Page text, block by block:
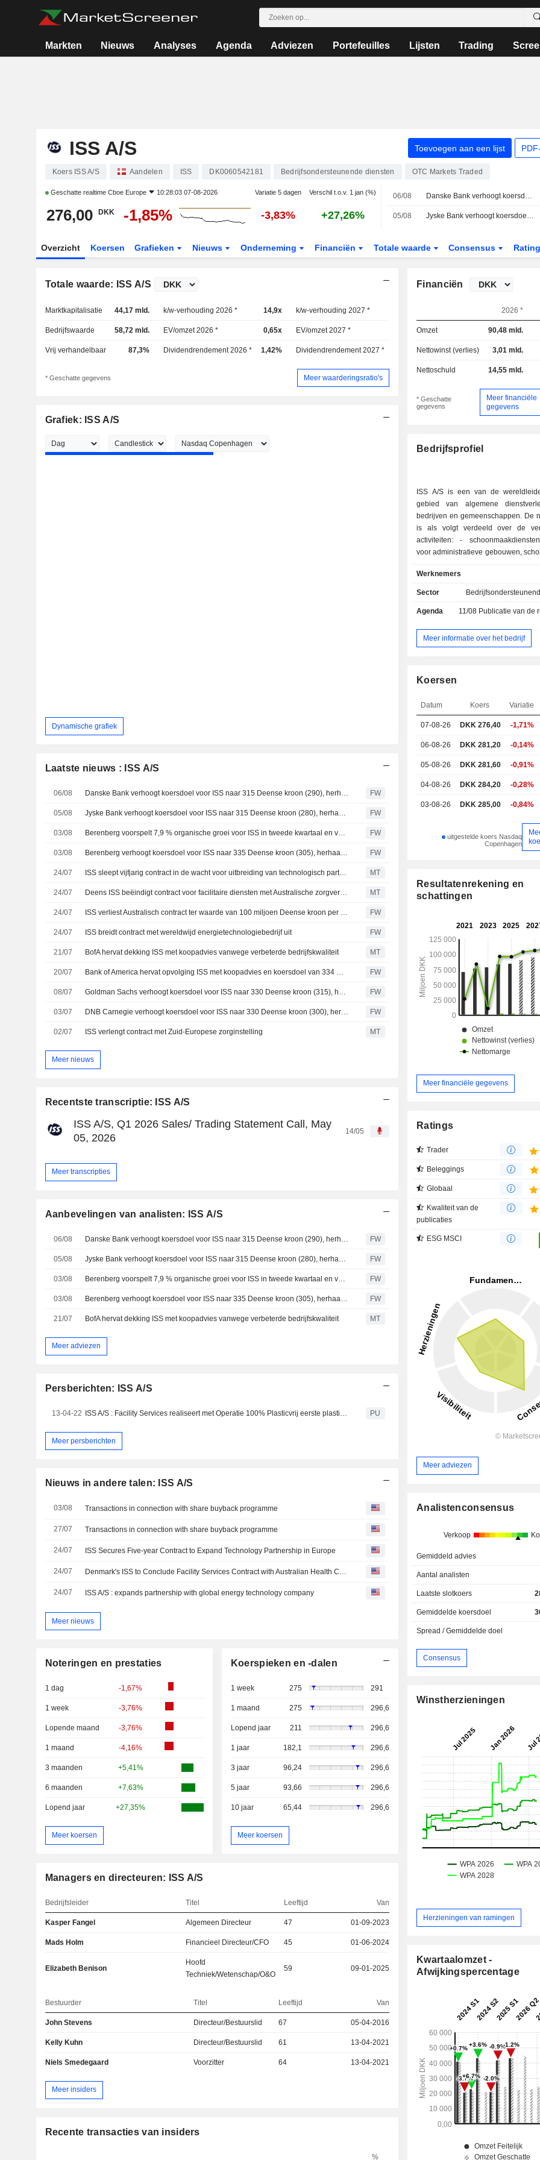
Markten Nieuws Analyses Agenda Adviezen Portefeuilles Lijsten Trading
ISS A/S Toevoegen aan een lijst
Koers ISS A/S Aandelen ISS DK0060542181 Bedrijfsondersteunende diensten OTC Markets Traded
Geschatte realtime Cboe Europe 10:28:03 07-08-2026 Variatie 5 dagen Verschil t.o.v. 1 jan (%)
276,00 DKK -1,85% -3,83% +27,26%
06/08 Danske Bank verhoogt koersdoel voor ISS naar 315 Deense kroon (290), herhaalt houden - BN
05/08 Jyske Bank verhoogt koersdoel voor ISS naar 315 Deense kroon (280), herhaalt koopadvies - BN
Overzicht Koersen Grafieken Nieuws Onderneming Financiën Totale waarde Consensus
Totale waarde: ISS A/S
Marktkapitalisatie 44,17 mld. k/w-verhouding 2026 * 14,9x k/w-verhouding 2027 *
Bedrijfswaarde 58,72 mld. EV/omzet 2026 * 0,65x EV/omzet 2027 *
Vrij verhandelbaar 87,3% Dividendrendement 2026 * 1,42% Dividendrendement 2027 *
* Geschatte gegevens Meer waarderingsratio's
Grafiek: ISS A/S
Dynamische grafiek
Laatste nieuws : ISS A/S
06/08 Danske Bank verhoogt koersdoel voor ISS naar 315 Deense kroon (290), herhaalt houden - BN FW
05/08 Jyske Bank verhoogt koersdoel voor ISS naar 315 Deense kroon (280), herhaalt koopadvies - BN FW
03/08 Berenberg voorspelt 7,9 % organische groei voor ISS in tweede kwartaal en verhoogt koersdoel FW
03/08 Berenberg verhoogt koersdoel voor ISS naar 335 Deense kroon (305), herhaalt koopadvies FW
24/07 ISS sleept vijfjarig contract in de wacht voor uitbreiding van technologisch partnerschap in Europa MT
24/07 Deens ISS beëindigt contract voor facilitaire diensten met Australische zorgverlener MT
24/07 ISS verliest Australisch contract ter waarde van 100 miljoen Deense kroon per jaar FW
24/07 ISS breidt contract met wereldwijd energietechnologiebedrijf uit FW
21/07 BofA hervat dekking ISS met koopadvies vanwege verbeterde bedrijfskwaliteit MT
20/07 Bank of America hervat opvolging ISS met koopadvies en koersdoel van 334 Deense kroon - BN FW
08/07 Goldman Sachs verhoogt koersdoel voor ISS naar 330 Deense kroon (315), herhaalt koopadvies - BN FW
03/07 DNB Carnegie verhoogt koersdoel voor ISS naar 330 Deense kroon (300), herhaalt koopadvies FW
02/07 ISS verlengt contract met Zuid-Europese zorginstelling MT
Meer nieuws
Recentste transcriptie: ISS A/S
ISS A/S, Q1 2026 Sales/ Trading Statement Call, May
05, 2026
14/05
Meer transcripties
Aanbevelingen van analisten: ISS A/S
06/08 FW
05/08 FW
03/08 FW
03/08 FW
21/07 BofA hervat dekking ISS met koopadvies vanwege verbeterde bedrijfskwaliteit MT
Meer adviezen
Persberichten: ISS A/S
13-04-22 ISS A/S : Facility Services realiseert met Operatie 100% Plasticvrij eerste plasticvrije bedrijfsrestaurant van Nederland PU
Meer persberichten
Nieuws in andere talen: ISS A/S
03/08 Transactions in connection with share buyback programme
27/07 Transactions in connection with share buyback programme
24/07 ISS Secures Five-year Contract to Expand Technology Partnership in Europe
24/07 Denmark's ISS to Conclude Facility Services Contract with Australian Health Care Provider
24/07 ISS A/S : expands partnership with global energy technology company
Meer nieuws
Noteringen en prestaties
1 dag -1,67%
1 week -3,76%
Lopende maand -3,76%
1 maand -4,16%
3 maanden +5,41%
6 maanden +7,63%
Lopend jaar +27,35%
Meer koersen
Koerspieken en -dalen
1 week 275 291
1 maand 275 296,6
Lopend jaar 211 296,6
1 jaar 182,1 296,6
3 jaar 96,24 296,6
5 jaar 93,66 296,6
10 jaar 65,44 296,6
Meer koersen
Managers en directeuren: ISS A/S
Bedrijfsleider Titel Leeftijd Van
Kasper Fangel Algemeen Directeur 47 01-09-2023
Mads Holm Financieel Directeur/CFO 45 01-06-2024
Elizabeth Benison
Hoofd
Techniek/Wetenschap/O&O
59 09-01-2025
Bestuurder Titel Leeftijd Van
John Stevens Directeur/Bestuurslid 67 05-04-2016
Kelly Kuhn Directeur/Bestuurslid 61 13-04-2021
Niels Smedegaard Voorzitter 64 13-04-2021
Meer insiders
Recente transacties van insiders
%
Financiën
2026 *
Omzet 90,48 mld.
Nettowinst (verlies) 3,01 mld.
Nettoschuld 14,55 mld.
* Geschatte
gegevens
Meer financiële
gegevens
Bedrijfsprofiel
ISS A/S is een van de
gebied van algemene
bedrijven en gemeenschappen. De
is als volgt verdeeld over de
activiteiten: - schoonmaakdiensten (42,2%):
voor administratieve gebouwen,
enz.; - technisch onderhoud van gebouwen en
landschapsontwikkeling (23,5%).
producten voor de bestrijding van
(19,6%): ondersteunende diensten
en beheer van post, logistieke
van alarm- en
industriële gebouwen. De netto-omzet is
geografisch als volgt verdeeld:
Azië/Pacific (17,2%), Amerika (9,1%)
Werknemers
Sector
Agenda 11/08 Publicatie van de
Meer informatie over het bedrijf
Koersen
Datum Koers Variatie
07-08-26 DKK 276,40 -1,71%
06-08-26 DKK 281,20 -0,14%
05-08-26 DKK 281,60 -0,91%
04-08-26 DKK 284,20 -0,28%
03-08-26 DKK 285,00 -0,84%
uitgestelde koers Nasdaq
Copenhagen
Resultatenrekening en
schattingen
Meer financiële gegevens
Ratings
Trader
Beleggings
Globaal
Kwaliteit van de
publicaties
ESG MSCI
Meer adviezen
Analistenconsensus
Verkoop
Gemiddeld advies
Aantal analisten
Laatste slotkoers
Gemiddelde koersdoel
Spread / Gemiddelde doel
Consensus
Winstherzieningen
Herzieningen van ramingen
Kwartaalomzet -
Afwijkingspercentage